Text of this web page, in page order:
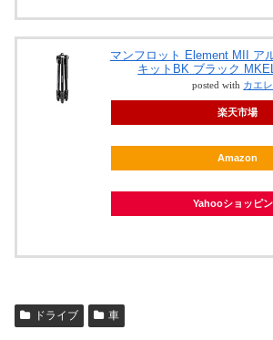
マンフロット Element MII ア
キットBK ブラック
posted with カエ
楽天市場
Amazon
Yahooショッピ
ドライブ 車